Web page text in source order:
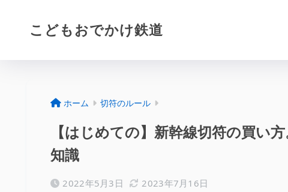
こどもおでかけ鉄道
ホーム 切符のルール
【はじめての】新幹線切符の買い
知識
2022年5月3日 2023年7月16日